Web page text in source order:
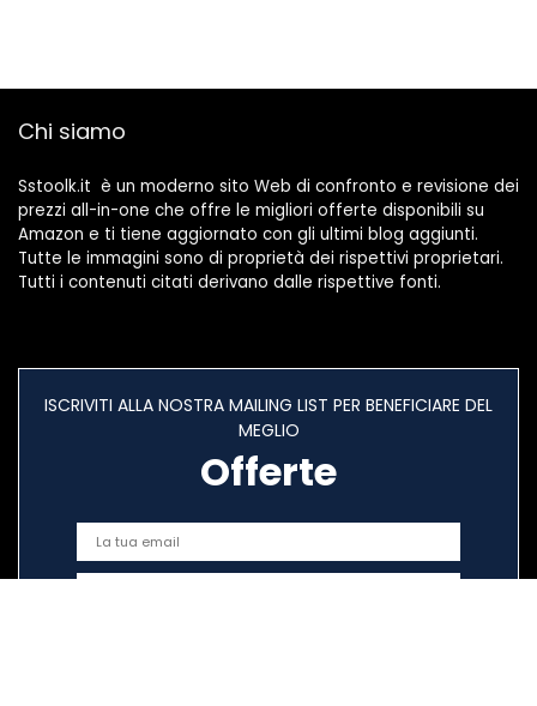
Chi siamo
Sstoolk.it è un moderno sito Web di confronto e revisione dei
prezzi all-in-one che offre le migliori offerte disponibili su
Amazon e ti tiene aggiornato con gli ultimi blog aggiunti.
Tutte le immagini sono di proprietà dei rispettivi proprietari.
Tutti i contenuti citati derivano dalle rispettive fonti.
ISCRIVITI ALLA NOSTRA MAILING LIST PER BENEFICIARE DEL
MEGLIO
Offerte